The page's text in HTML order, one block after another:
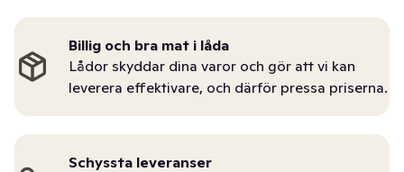
Billig och bra mat i låda
Lådor skyddar dina varor och gör att vi kan
leverera effektivare, och därför pressa priserna.
Schyssta leveranser